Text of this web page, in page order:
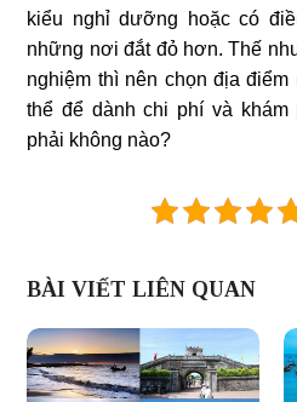
kiểu nghỉ dưỡng hoặc có
những nơi đắt đỏ hơn. Thế
nghiệm thì nên chọn địa
thể để dành chi phí và
phải không nào?
BÀI VIẾT LIÊN QUAN